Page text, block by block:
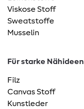
Viskose Stoff
Sweatstoffe
Musselin
Für starke Nähideen
Filz
Canvas Stoff
Kunstleder